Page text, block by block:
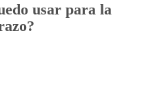
usar para la